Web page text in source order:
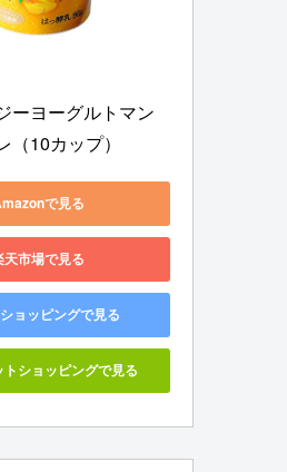
ーヨーグルトマン
（10カップ）
で見る
天市場で見る
ョッピングで見る
ショッピングで見る